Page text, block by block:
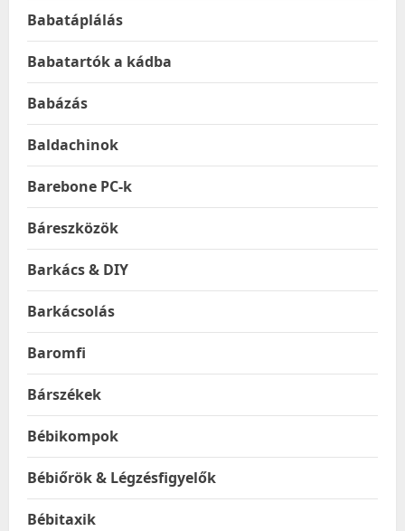
Babatáplálás
Babatartók a kádba
Babázás
Baldachinok
Barebone PC-k
Báreszközök
Barkács & DIY
Barkácsolás
Baromfi
Bárszékek
Bébikompok
Bébiőrök & Légzésfigyelők
Bébitaxik